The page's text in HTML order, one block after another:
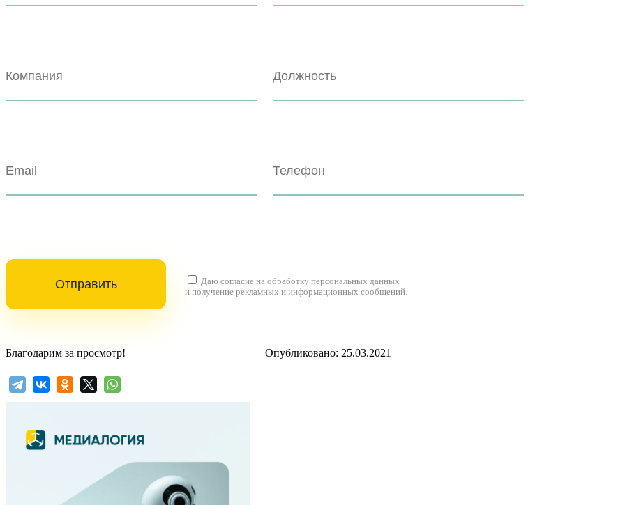
Даю согласие на обработку персональных данных
и получение рекламных и информационных сообщений.
Благодарим за просмотр! Опубликовано: 25.03.2021